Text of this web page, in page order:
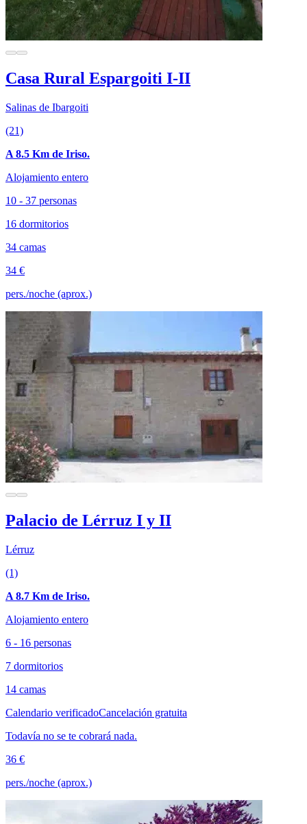
Casa Rural Espargoiti I-II
Salinas de Ibargoiti
(21)
A 8.5 Km de Iriso.
Alojamiento entero
10 - 37 personas
16 dormitorios
34 camas
34 €
pers./noche (aprox.)
Palacio de Lérruz I y II
Lérruz
(1)
A 8.7 Km de Iriso.
Alojamiento entero
6 - 16 personas
7 dormitorios
14 camas
Calendario verificadoCancelación gratuita
Todavía no se te cobrará nada.
36 €
pers./noche (aprox.)